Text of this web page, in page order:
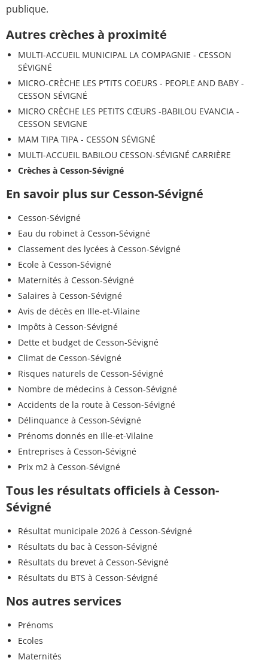
publique.
Autres crèches à proximité
MULTI-ACCUEIL MUNICIPAL LA COMPAGNIE - CESSON
SÉVIGNÉ
MICRO-CRÈCHE LES P'TITS COEURS - PEOPLE AND BABY -
CESSON SÉVIGNÉ
MICRO CRÈCHE LES PETITS CŒURS -BABILOU EVANCIA -
CESSON SEVIGNE
MAM TIPA TIPA - CESSON SÉVIGNÉ
MULTI-ACCUEIL BABILOU CESSON-SÉVIGNÉ CARRIÈRE
Crèches à Cesson-Sévigné
En savoir plus sur Cesson-Sévigné
Cesson-Sévigné
Eau du robinet à Cesson-Sévigné
Classement des lycées à Cesson-Sévigné
Ecole à Cesson-Sévigné
Maternités à Cesson-Sévigné
Salaires à Cesson-Sévigné
Avis de décès en Ille-et-Vilaine
Impôts à Cesson-Sévigné
Dette et budget de Cesson-Sévigné
Climat de Cesson-Sévigné
Risques naturels de Cesson-Sévigné
Nombre de médecins à Cesson-Sévigné
Accidents de la route à Cesson-Sévigné
Délinquance à Cesson-Sévigné
Prénoms donnés en Ille-et-Vilaine
Entreprises à Cesson-Sévigné
Prix m2 à Cesson-Sévigné
Tous les résultats officiels à Cesson-
Sévigné
Résultat municipale 2026 à Cesson-Sévigné
Résultats du bac à Cesson-Sévigné
Résultats du brevet à Cesson-Sévigné
Résultats du BTS à Cesson-Sévigné
Nos autres services
Prénoms
Ecoles
Maternités